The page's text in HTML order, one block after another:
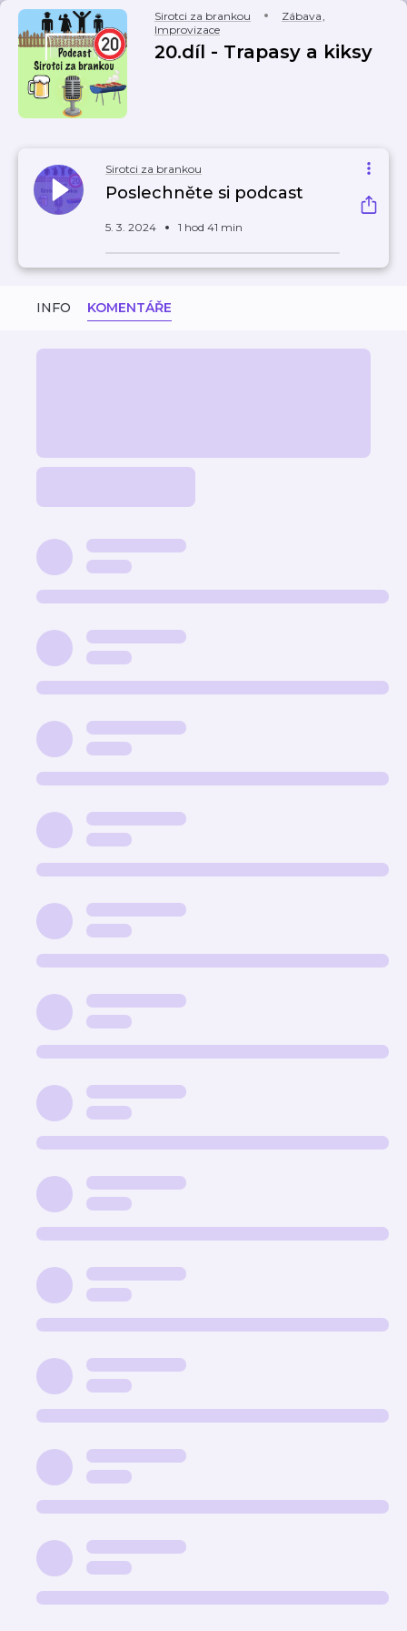
Sirotci za brankou Zábava,
Improvizace
20.díl - Trapasy a kiksy
Sirotci za brankou
Poslechněte si podcast
5. 3. 2024 1 hod 41 min
INFO KOMENTÁŘE